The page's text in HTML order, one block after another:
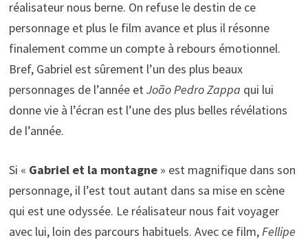
réalisateur nous berne. On refuse le destin de ce
personnage et plus le film avance et plus il résonne
finalement comme un compte à rebours émotionnel.
Bref, Gabriel est sûrement l’un des plus beaux
personnages de l’année etJoão Pedro Zappa qui lui
donne vie à l’écran est l’une des plus belles révélations
de l’année.
Si « Gabriel et la montagne» est magnifique dans son
personnage, il l’est tout autant dans sa mise en scène
qui est une odyssée. Le réalisateur nous fait voyager
avec lui, loin des parcours habituels. Avec ce film,Fellipe